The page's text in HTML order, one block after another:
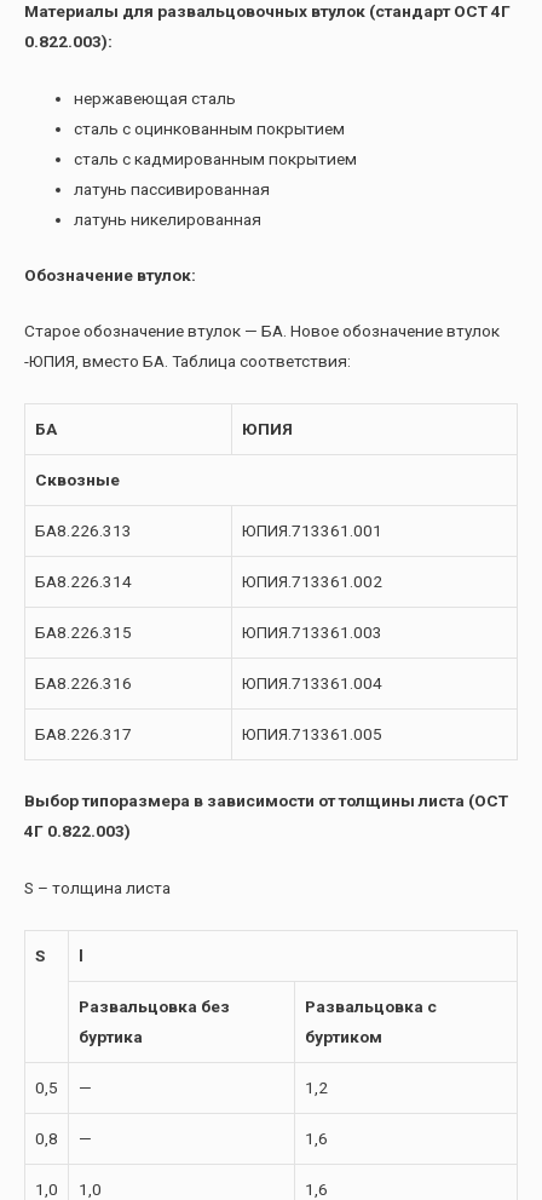
Материалы для развальцовочных втулок (стандарт ОСТ 4Г
0.822.003):
нержавеющая сталь
сталь с оцинкованным покрытием
сталь с кадмированным покрытием
латунь пассивированная
латунь никелированная
Обозначение втулок:
Старое обозначение втулок — БА. Новое обозначение втулок
-ЮПИЯ, вместо БА. Таблица соответствия:
БА ЮПИЯ
Сквозные
БА8.226.313 ЮПИЯ.713361.001
БА8.226.314 ЮПИЯ.713361.002
БА8.226.315 ЮПИЯ.713361.003
БА8.226.316 ЮПИЯ.713361.004
БА8.226.317 ЮПИЯ.713361.005
Выбор типоразмера в зависимости от толщины листа (ОСТ
4Г 0.822.003)
S – толщина листа
S l
Развальцовка без
буртика
Развальцовка с
буртиком
0,5 — 1,2
0,8 — 1,6
1,0 1,0 1,6